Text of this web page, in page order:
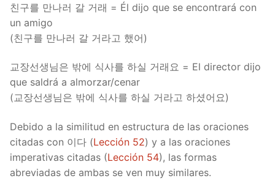
친구를 만나러 갈 거래 = Él dijo que se encontrará con
un amigo
(친구를 만나러 갈 거라고 했어)
교장선생님은 밖에 식사를 하실 거래요 = El director dijo
que saldrá a almorzar/cenar
(교장선생님은 밖에 식사를 하실 거라고 하셨어요)
Debido a la similitud en estructura de las oraciones
citadas con 이다 (Lección 52) y a las oraciones
imperativas citadas (Lección 54), las formas
abreviadas de ambas se ven muy similares.